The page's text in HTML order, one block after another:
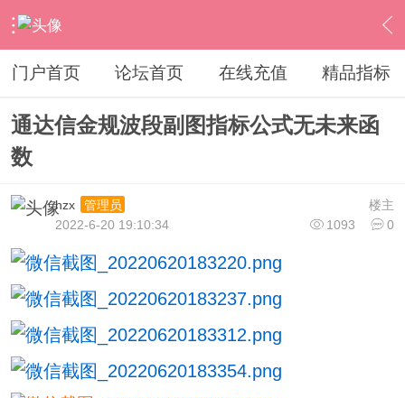
› 通达信指标公式 › 副图公式 › 内容
门户首页 论坛首页 在线充值 精品指标
通达信金规波段副图指标公式无未来函
数
楼主
hzx
管理员
1093
0
2022-6-20 19:10:34